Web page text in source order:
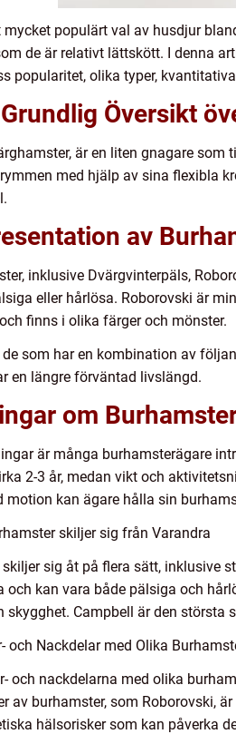
populärt val av husdjur
de är relativt lättskött. I denna
popularitet, olika typer,
Översikt
är en liten gnagare
med hjälp av sina flexibla
av
inklusive Dvärgvinterpäls,
eller hårlösa. Roborovski är
finns i olika färger och mönster.
som har en kombination av
en längre förväntad livslängd.
om
är många burhamsterägare
2-3 år, medan vikt och
kan ägare hålla sin
skiljer sig från Varandra
sig åt på flera sätt, inklusive
och kan vara både pälsiga och
Campbell är den största
och Nackdelar med Olika
och nackdelarna med olika
av burhamster, som Roborovski,
hälsorisker som kan påverka